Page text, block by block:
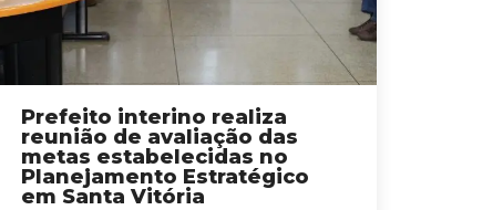
Prefeito interino realiza
reunião de avaliação das
metas estabelecidas no
Planejamento Estratégico
em Santa Vitória